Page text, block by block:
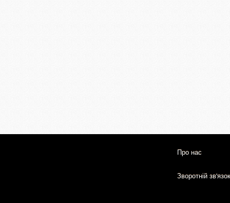
Про нас
Зворотній зв'язок